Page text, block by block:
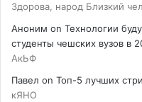
Здорова, народ Близкий
Аноним on Технологии
студенты чешских вузов в
АкЬФ
Павел on Топ-5 лучших
кЯНО